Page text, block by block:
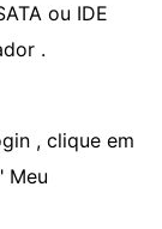
ou IDE
.
, clique em
Meu